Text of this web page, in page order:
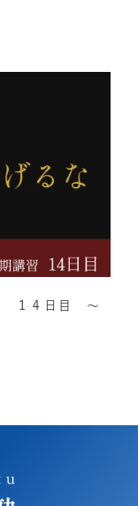
１４日目 ～